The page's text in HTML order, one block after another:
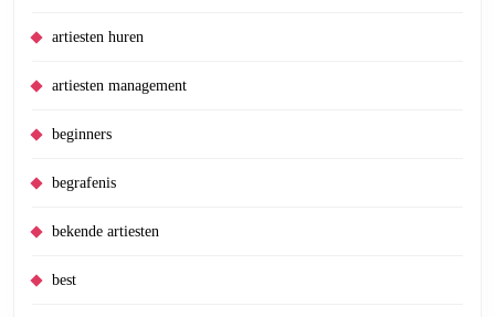
artiesten huren
artiesten management
beginners
begrafenis
bekende artiesten
best